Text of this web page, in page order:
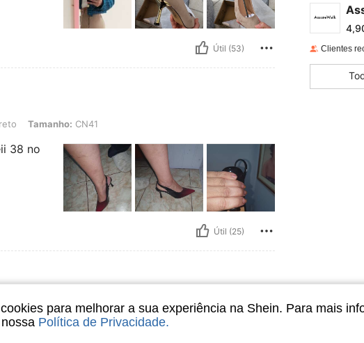
Útil (53)
CN41
Tamanho: CN41
38 no
Útil (25)
CN37
4,90
Clientes
para melhorar a sua experiência na Shein. Para mais
Política de Privacidade.